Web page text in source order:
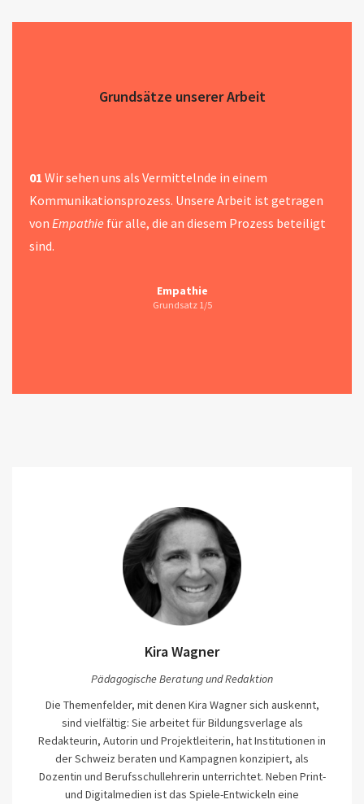
Grundsätze unserer Arbeit
01 Wir sehen uns als Vermittelnde in einem
Kommunikationsprozess. Unsere Arbeit ist getragen
von Empathie für alle, die an diesem Prozess beteiligt
sind.
Empathie
Grundsatz 1/5
03
Substanz
Grundsatz 3/5
Grundsatz 5/5
Kira Wagner
Pädagogische Beratung und Redaktion
Die Themenfelder, mit denen Kira Wagner sich auskennt,
sind vielfältig: Sie arbeitet für Bildungsverlage als
Redakteurin, Autorin und Projektleiterin, hat Institutionen in
der Schweiz beraten und Kampagnen konzipiert, als
Dozentin und Berufsschullehrerin unterrichtet. Neben Print-
und Digitalmedien ist das Spiele-Entwickeln eine